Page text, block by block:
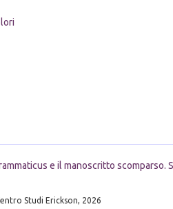
e il manoscritto scomparso.
Studi Erickson, 2026